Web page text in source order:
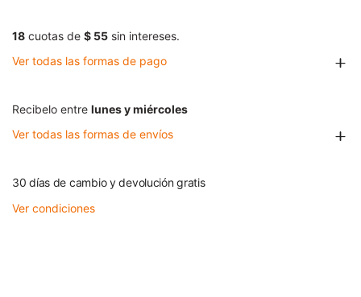
18 cuotas de $ 55 sin intereses.
Ver todas las formas de pago
Recibelo entre lunes y miércoles
Ver todas las formas de envíos
30 días de cambio y devolución gratis
Ver condiciones